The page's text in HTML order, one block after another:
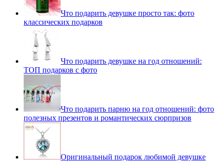
Что подарить девушке просто так: фото
классических подарков
Что подарить девушке на год отношений:
ТОП подарков с фото
Что подарить парню на год отношений: фото
полезных презентов и романтических сюрпризов
Оригинальный подарок любимой девушке